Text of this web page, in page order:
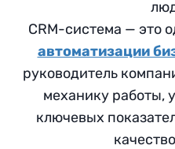
CRM-система — это
автоматизации
руководитель
механику работы,
ключевых